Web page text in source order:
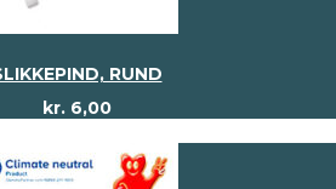
RUND
kr.6,00